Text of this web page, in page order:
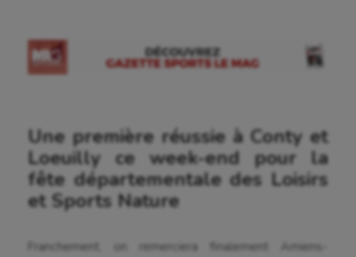
Une première réussie à Conty et
Loeuilly ce week-end pour la
fête départementale des Loisirs
et Sports Nature
Franchement, on remerciera finalement Amiens-